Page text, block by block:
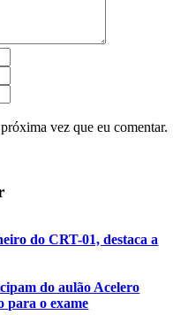
vez que eu comentar.
do CRT-01, destaca a
do aulão Acelero
para o exame